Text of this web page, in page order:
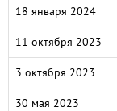
18 января 2024
11 октября 2023
3 октября 2023
30 мая 2023